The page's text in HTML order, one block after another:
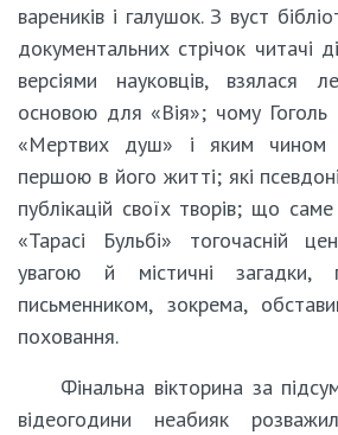
вареників і галушок. З вуст
документальних стрічок читачі
версіями науковців, взялася
основою для «Вія»; чому Гоголь
«Мертвих душ» і яким
першою в його житті; які
публікацій своїх творів; що
«Тарасі Бульбі» тогочасній
увагою й містичні загадки,
письменником, зокрема,
поховання.
Фінальна вікторина за
відеогодини неабияк